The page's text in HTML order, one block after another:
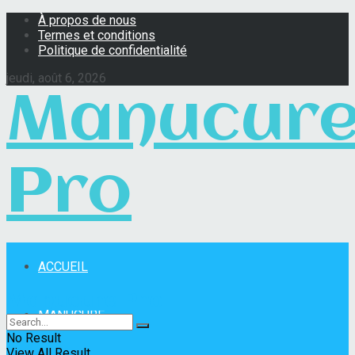
À propos de nous
Termes et conditions
Politique de confidentialité
jeudi, août 6, 2026
Pro
ACCUEIL
MANUCURE
No Result